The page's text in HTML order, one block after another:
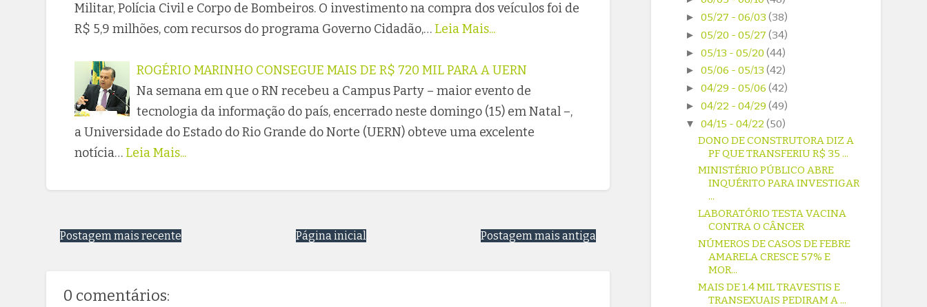
Militar, Polícia Civil e Corpo de Bombeiros. O investimento na compra dos veículos foi de
R$ 5,9 milhões, com recursos do programa Governo Cidadão,… Leia Mais...
ROGÉRIO MARINHO CONSEGUE MAIS DE R$ 720 MIL PARA A UERN
Na semana em que o RN recebeu a Campus Party – maior evento de
tecnologia da informação do país, encerrado neste domingo (15) em Natal –,
a Universidade do Estado do Rio Grande do Norte (UERN) obteve uma excelente
notícia… Leia Mais...
Postagem mais recente Postagem mais antiga
Página inicial
0 comentários:
► 05/27 - 06/03 (38)
► 05/20 - 05/27 (34)
► 05/13 - 05/20 (44)
► 05/06 - 05/13 (42)
► 04/29 - 05/06 (42)
► 04/22 - 04/29 (49)
▼ 04/15 - 04/22 (50)
DONO DE CONSTRUTORA DIZ A
PF QUE TRANSFERIU R$ 35 ...
MINISTÉRIO PÚBLICO ABRE
INQUÉRITO PARA INVESTIGAR
...
LABORATÓRIO TESTA VACINA
CONTRA O CÂNCER
NÚMEROS DE CASOS DE FEBRE
AMARELA CRESCE 57% E
MOR...
MAIS DE 1.4 MIL TRAVESTIS E
TRANSEXUAIS PEDIRAM A ...